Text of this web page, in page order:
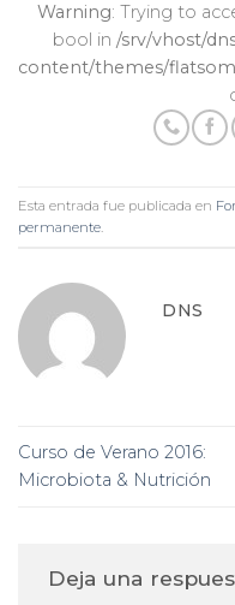
Warning: Trying to
bool in /srv/vhost/
content/themes/
Esta entrada fue publicada en
permanente
DNS
Curso de Verano 2016:
Microbiota & Nutrición
Deja una